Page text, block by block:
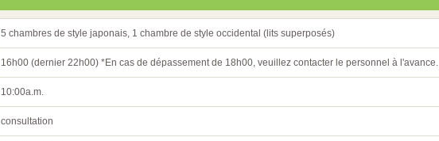
5 chambres de style japonais, 1 chambre de style occidental (lits superposés)
16h00 (dernier 22h00) *En cas de dépassement de 18h00, veuillez contacter le personnel à l'avance.
10:00a.m.
consultation